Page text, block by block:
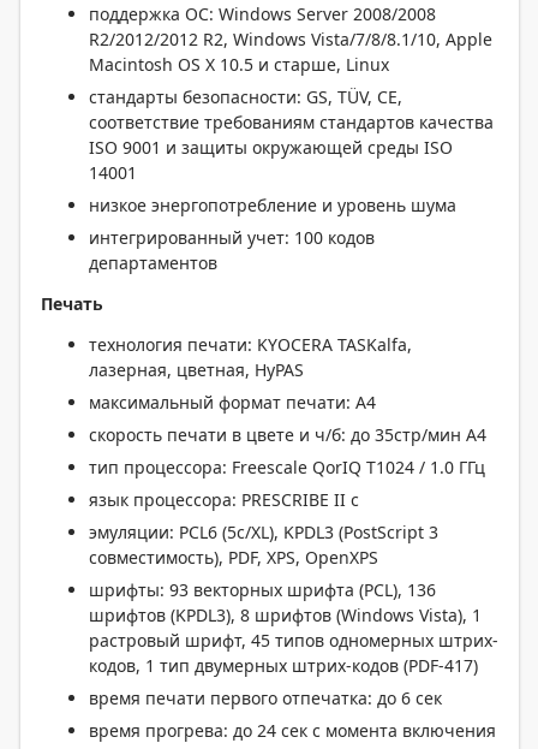
поддержка ОС: Windows Server 2008/2008
R2/2012/2012 R2, Windows Vista/7/8/8.1/10, Apple
Macintosh OS X 10.5 и старше, Linux
стандарты безопасности: GS, TÜV, CE,
соответствие требованиям стандартов качества
ISO 9001 и защиты окружающей среды ISO
14001
низкое энергопотребление и уровень шума
интегрированный учет: 100 кодов
департаментов
Печать
технология печати: KYOCERA TASKalfa,
лазерная, цветная, HyPAS
максимальный формат печати: А4
скорость печати в цвете и ч/б: до 35стр/мин A4
тип процессора: Freescale QorIQ T1024 / 1.0 ГГц
язык процессора: PRESCRIBE II c
эмуляции: PCL6 (5c/XL), KPDL3 (PostScript 3
совместимость), PDF, XPS, OpenXPS
шрифты: 93 векторных шрифта (PCL), 136
шрифтов (KPDL3), 8 шрифтов (Windows Vista), 1
растровый шрифт, 45 типов одномерных штрих-
кодов, 1 тип двумерных штрих-кодов (PDF-417)
время печати первого отпечатка: до 6 сек
время прогрева: до 24 сек с момента включения